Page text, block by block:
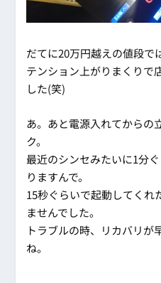
だてに20万円越えの値段で
テンション上がりまくりで
した(笑)
あ。あと電源入れてからの
ク。
最近のシンセみたいに1分
りますんで。
15秒ぐらいで起動してくれ
ませんでした。
トラブルの時、リカバリが
ね。